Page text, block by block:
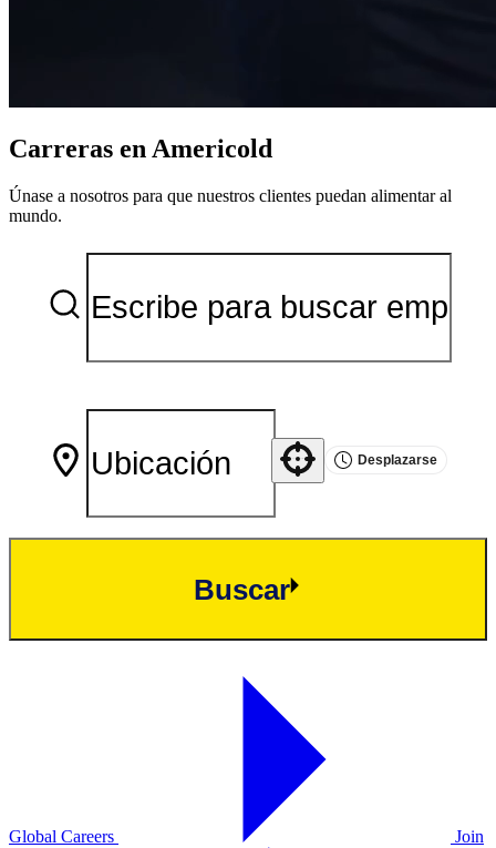
Carreras en Americold
Únase a nosotros para que nuestros clientes puedan alimentar al
mundo.
Desplazarse
Buscar
Global Careers Join